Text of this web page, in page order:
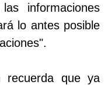
informaciones
lo antes posible
recuerda que ya